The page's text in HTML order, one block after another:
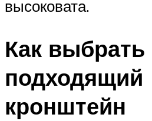
высоковата.
Как выбрать
подходящий
кронштейн